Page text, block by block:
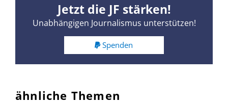
Jetzt die JF stärken!
Unabhängigen Journalismus unterstützen!
Spenden
ähnliche Themen